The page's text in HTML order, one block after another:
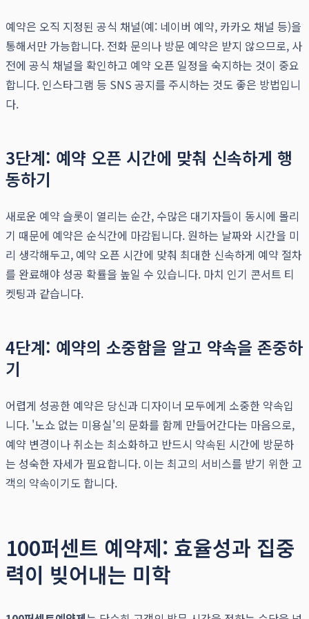
예약은 오직 지정된 공식 채널(예: 네이버 예약, 카카오 채널 등)을
통해서만 가능합니다. 전화 문의나 방문 예약은 받지 않으므로, 사
전에 공식 채널을 확인하고 예약 오픈 일정을 숙지하는 것이 중요
합니다. 인스타그램 등 SNS 공지를 주시하는 것도 좋은 방법입니
다.
3단계: 예약 오픈 시간에 맞춰 신속하게 행
동하기
새로운 예약 슬롯이 열리는 순간, 수많은 대기자들이 동시에 몰리
기 때문에 예약은 순식간에 마감됩니다. 원하는 날짜와 시간을 미
리 생각해두고, 예약 오픈 시간에 맞춰 최대한 신속하게 예약 절차
를 완료해야 성공 확률을 높일 수 있습니다. 마치 인기 콘서트 티
켓팅과 같습니다.
4단계: 예약의 소중함을 알고 약속을 존중하
기
어렵게 성공한 예약은 당신과 디자이너 모두에게 소중한 약속입
니다. '노쇼 없는 미용실'의 문화를 함께 만들어간다는 마음으로,
예약 변경이나 취소는 최소화하고 반드시 약속된 시간에 방문하
는 성숙한 자세가 필요합니다. 이는 최고의 서비스를 받기 위한 고
객의 약속이기도 합니다.
100퍼센트 예약제: 효율성과 집중
력이 빚어내는 미학